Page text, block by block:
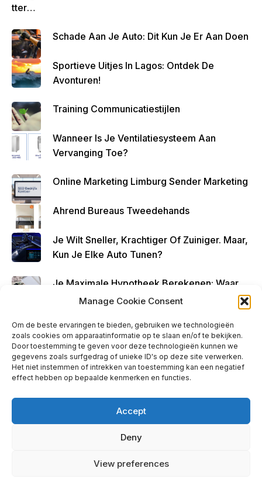
Manage Cookie Consent
Om de beste ervaringen te bieden, gebruiken we technologieën
zoals cookies om apparaatinformatie op te slaan en/of te bekijken.
Door toestemming te geven voor deze technologieën kunnen we
gegevens zoals surfgedrag of unieke ID's op deze site verwerken.
Het niet instemmen of intrekken van toestemming kan een negatief
effect hebben op bepaalde kenmerken en functies.
Accept
Deny
View preferences
Tteren
Belan
Grijk
Om
Zo
Geld
Over
Te
Houde
Schade Aan Je Auto: Dit Kun Je Er Aan Doen
Sportieve Uitjes In Lagos: Ontdek De
Avonturen!
Training Communicatiestijlen
Wanneer Is Je Ventilatiesysteem Aan
Vervanging Toe?
Online Marketing Limburg Sender Marketing
Ahrend Bureaus Tweedehands
Je Wilt Sneller, Krachtiger Of Zuiniger. Maar,
Kun Je Elke Auto Tunen?
Je Maximale Hypotheek Berekenen: Waar
Begin Je?
Ads - Before Footer
Contact